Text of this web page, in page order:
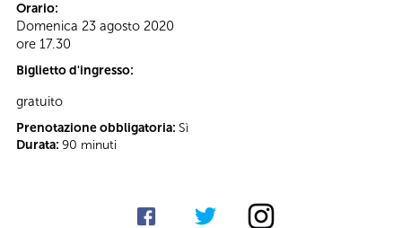
Orario:
Domenica 23 agosto 2020
ore 17.30
Biglietto d'ingresso:
gratuito
Prenotazione obbligatoria: Sì
Durata: 90 minuti